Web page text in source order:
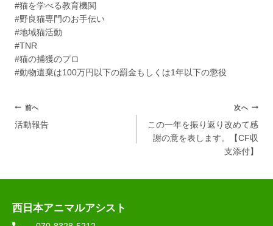
#猫を学べる教育機関
#野良猫専門のお手伝い
#地域猫活動
#TNR
#猫の捕獲のプロ
#動物遺棄は100万円以下の罰金もしくは1年以下の懲役
前へ
活動報告
次へ
この一年を振り返り改めて感
謝の意を表します。【CF収
支添付】
西日本アニマルアシスト